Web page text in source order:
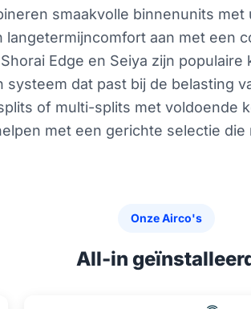
smaakvolle binnenunits
langetermijncomfort aan met een
Edge en Seiya zijn
systeem dat past bij de belasting
of multi-splits met voldoende
met een gerichte selectie
Onze Airco's
All-in